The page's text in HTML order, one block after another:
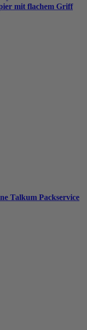
mit flachem Griff
Talkum Packservice